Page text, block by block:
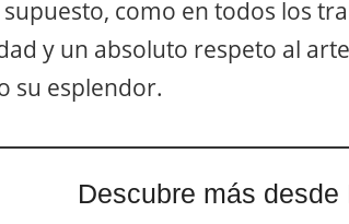
supuesto, como en todos los
y un absoluto respeto al
su esplendor.
Descubre más